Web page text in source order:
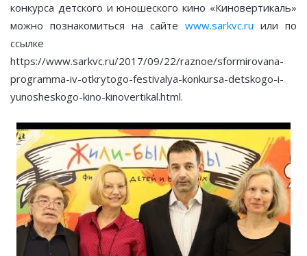
конкурса детского и юношеского кино «Киновертикаль»
можно познакомиться на сайте www.sarkvc.ru или по
ссылке
https://www.sarkvc.ru/2017/09/22/raznoe/sformirovana-
programma-iv-otkrytogo-festivalya-konkursa-detskogo-i-
yunosheskogo-kino-kinovertikal.html.